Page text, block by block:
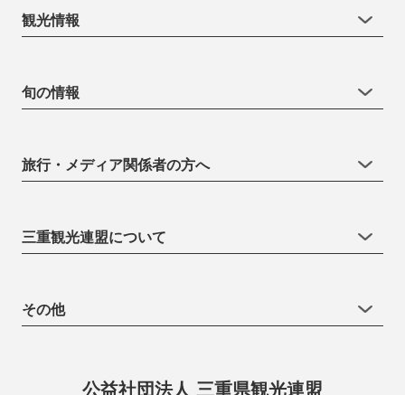
観光情報
旬の情報
旅行・メディア関係者の方へ
三重観光連盟について
その他
公益社団法人 三重県観光連盟